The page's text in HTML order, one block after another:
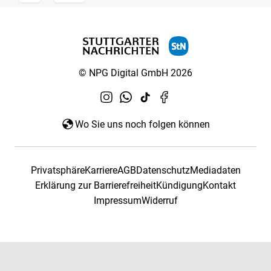
© NPG Digital GmbH 2026
Wo Sie uns noch folgen können
PrivatsphäreKarriereAGBDatenschutzMediadaten
Erklärung zur BarrierefreiheitKündigungKontakt
ImpressumWiderruf